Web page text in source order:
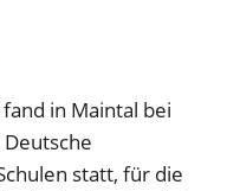
in Maintal bei
statt, für die